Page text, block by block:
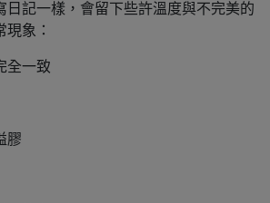
日記一樣，會留下些許溫度與不完美的
象：
全一致
膠